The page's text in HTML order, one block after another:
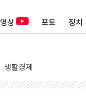
영상 포토 정치
생활경제